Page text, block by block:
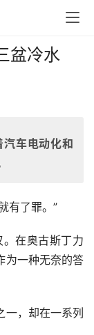
盆冷水
车电动化和
有了罪。”
。在奥古斯丁力
为一种无奈的答
一，却在一系列